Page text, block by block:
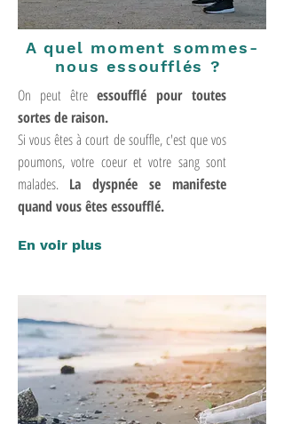
A quel moment sommes-
nous essoufflés ?
On peut être essoufflé pour toutes
sortes de raison.
Si vous êtes à court de souffle, c'est que vos
poumons, votre coeur et votre sang sont
malades. La dyspnée se manifeste
quand vous êtes essoufflé.
En voir plus